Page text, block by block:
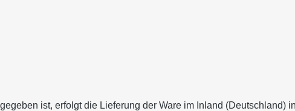
ist, erfolgt die Lieferung der Ware im Inland (Deutschland)